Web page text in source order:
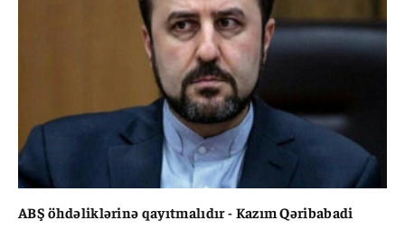
ABŞ öhdəliklərinə qayıtmalıdır - Kazım Qəribabadi